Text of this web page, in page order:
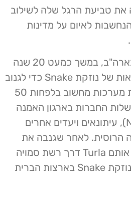
טביעת הרגל שלה לשילוב
לאיום על מדינות
לפי משרד המשפטים בארה"ב, במשך כמעט 20 שנה
השתמשה Turla בגרסאות של נוזקת Snake כדי לגנוב
מסמכים רגישים ממאות מערכות מחשוב בלפחות 50
החברות בארגון האמנה
הצפון אטלנטית (NATO), עיתונאים ויעדים אחרים
הרוסית. לאחר שגנבה את
המסמכים הללו, סיננה אותם Turla דרך רשת סמויה
של מחשבים שנפגעו מנוזקת Snake בארצות הברית